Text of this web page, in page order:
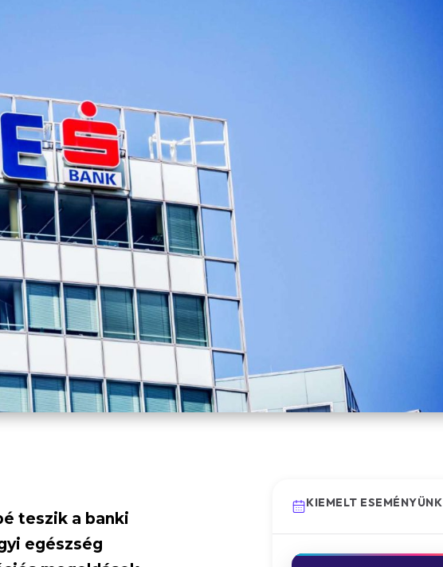
teszik a banki
egészség
KIEMELT ESEMÉNYÜNK